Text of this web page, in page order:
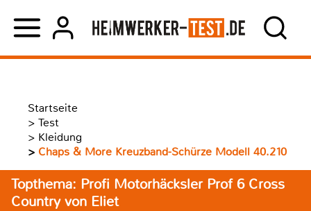
Startseite
> Test
> Kleidung
> Chaps & More Kreuzband-Schürze Modell 40.210
Topthema: Profi Motorhäcksler Prof 6 Cross
Country von Eliet